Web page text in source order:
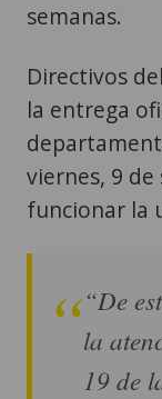
semanas.
Directivos
la entrega
viernes, 9
funcionar la
“De
la
19 de